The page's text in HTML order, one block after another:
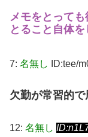
メモをとって
とること自体
7: 名無し ID:tee/
欠勤が常習的
12: 名無し